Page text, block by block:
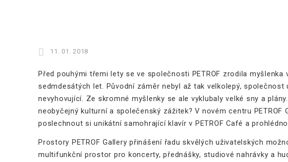
11. 01. 2018
Před pouhými třemi lety se ve společnosti PETROF zrodila
sedmdesátých let. Původní záměr nebyl až tak velkolepý,
nevyhovující. Ze skromné myšlenky se ale vyklubaly velké sny a
neobyčejný kulturní a společenský zážitek? V novém centru
poslechnout si unikátní samohrající klavír v PETROF Café a
Prostory PETROF Gallery přinášení řadu skvělých uživatelských
multifunkční prostor pro koncerty, přednášky, studiové nahrávky a